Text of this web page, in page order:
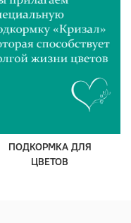
ПОДКОРМКА ДЛЯ
ЦВЕТОВ